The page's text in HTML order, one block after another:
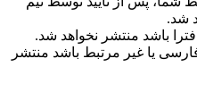
شد.
باشد منتشر نخواهد شد.
یا غیر مرتبط باشد منتشر